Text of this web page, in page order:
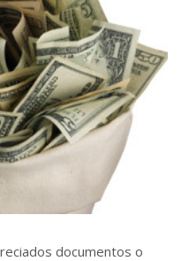
documentos o